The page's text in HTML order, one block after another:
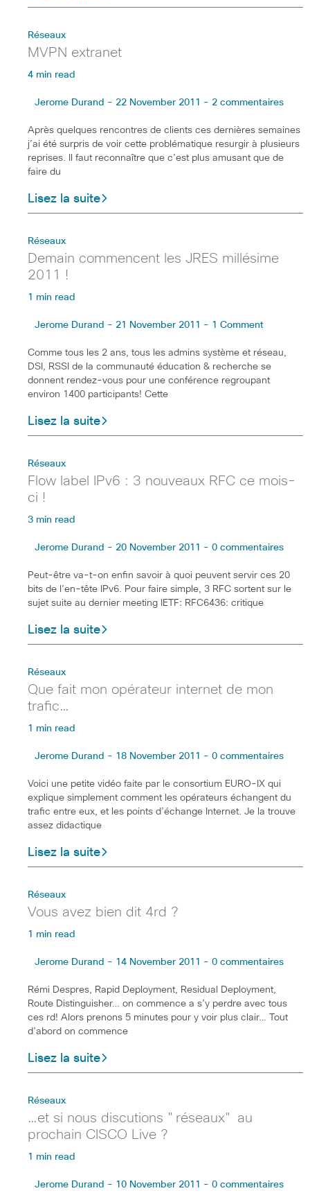
Réseaux
MVPN extranet
4 min read
Jerome Durand - 22 November 2011 - 2 commentaires
Après quelques rencontres de clients ces dernières semaines
j’ai été surpris de voir cette problématique resurgir à plusieurs
reprises. Il faut reconnaître que c’est plus amusant que de
faire du
Lisez la suite
Réseaux
Demain commencent les JRES millésime
2011 !
1 min read
Jerome Durand - 21 November 2011 - 1 Comment
Comme tous les 2 ans, tous les admins système et réseau,
DSI, RSSI de la communauté éducation & recherche se
donnent rendez-vous pour une conférence regroupant
environ 1400 participants! Cette
Lisez la suite
Réseaux
Flow label IPv6 : 3 nouveaux RFC ce mois-
ci !
3 min read
Jerome Durand - 20 November 2011 - 0 commentaires
Peut-être va-t-on enfin savoir à quoi peuvent servir ces 20
bits de l’en-tête IPv6. Pour faire simple, 3 RFC sortent sur le
sujet suite au dernier meeting IETF: RFC6436: critique
Lisez la suite
Réseaux
Que fait mon opérateur internet de mon
trafic…
1 min read
Jerome Durand - 18 November 2011 - 0 commentaires
Voici une petite vidéo faite par le consortium EURO-IX qui
explique simplement comment les opérateurs échangent du
trafic entre eux, et les points d’échange Internet. Je la trouve
assez didactique
Lisez la suite
Réseaux
Vous avez bien dit 4rd ?
1 min read
Jerome Durand - 14 November 2011 - 0 commentaires
Rémi Despres, Rapid Deployment, Residual Deployment,
Route Distinguisher… on commence a s’y perdre avec tous
ces rd! Alors prenons 5 minutes pour y voir plus clair… Tout
d’abord on commence
Lisez la suite
Réseaux
…et si nous discutions "réseaux" au
prochain CISCO Live ?
1 min read
Jerome Durand - 10 November 2011 - 0 commentaires